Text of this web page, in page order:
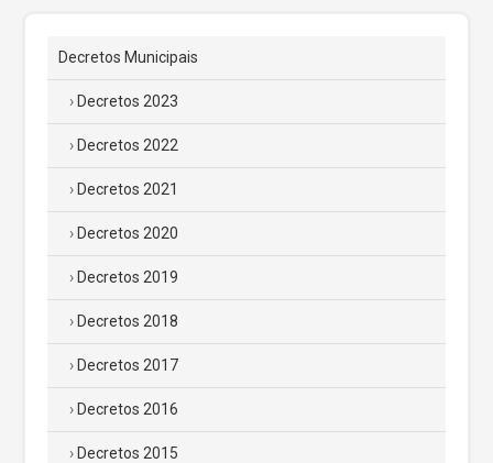
Decretos Municipais
Decretos 2023
Decretos 2022
Decretos 2021
Decretos 2020
Decretos 2019
Decretos 2018
Decretos 2017
Decretos 2016
Decretos 2015